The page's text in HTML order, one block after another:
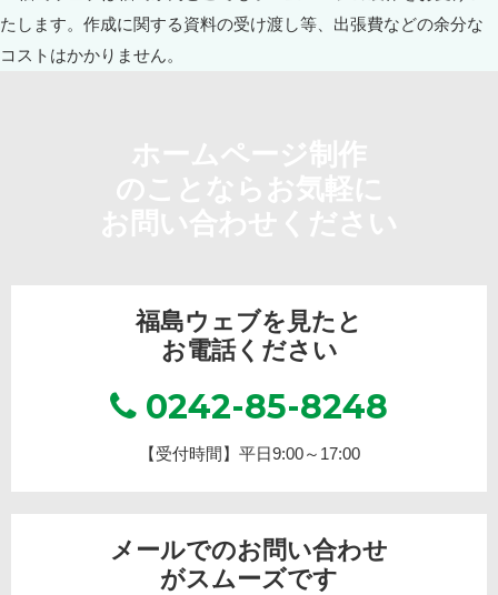
福島ウェブを見たと
お電話ください
0242-85-8248
【受付時間】平日9:00～17:00
メールでのお問い合わせ
がスムーズです